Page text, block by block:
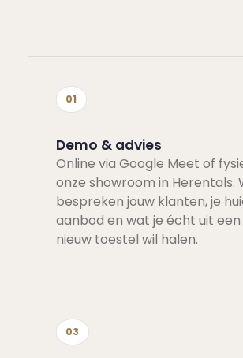
01
Demo & advies
Online via Google Meet of
onze showroom in Herentals.
bespreken jouw klanten, je
aanbod en wat je écht uit een
nieuw toestel wil halen.
03